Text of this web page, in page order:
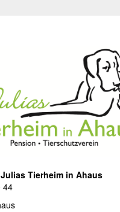
Julias Tierheim in Ahaus
44